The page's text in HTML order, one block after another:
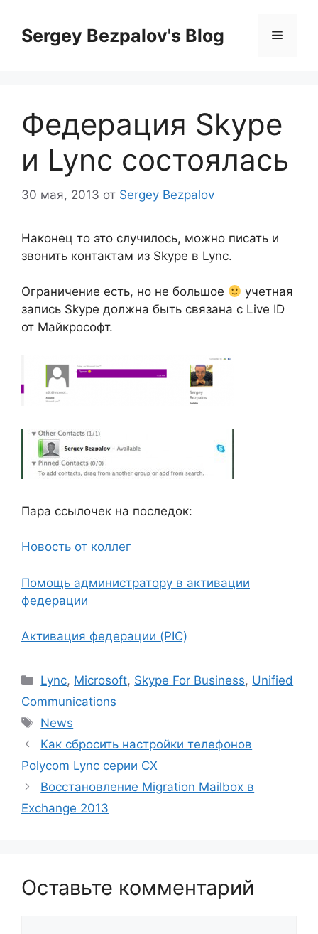
содержимому
Sergey Bezpalov's Blog Меню
Федерация Skype
и Lync состоялась
30 мая, 2013 от Sergey Bezpalov
Наконец то это случилось, можно писать и
звонить контактам из Skype в Lync.
Ограничение есть, но не большое
учетная
запись Skype должна быть связана с Live ID
от Майкрософт.
Пара ссылочек на последок:
Новость от коллег
Помощь администратору в активации
федерации
Активация федерации (PIC)
Рубрики
Lync, Microsoft, Skype For Business, Unified
Communications
Метки
News
Как сбросить настройки телефонов
Polycom Lync серии CX
Восстановление Migration Mailbox в
Exchange 2013
Оставьте комментарий